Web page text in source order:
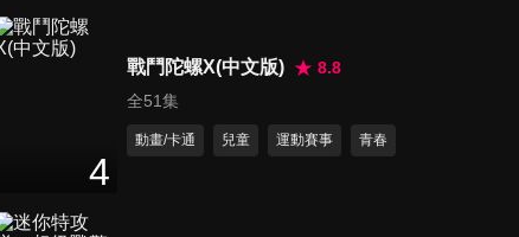
第242集 看日蝕/漫畫家小珠老
4
戰鬥陀螺X(中文版)
8.8
全51集
動畫/卡通 兒童 運動賽事 青春